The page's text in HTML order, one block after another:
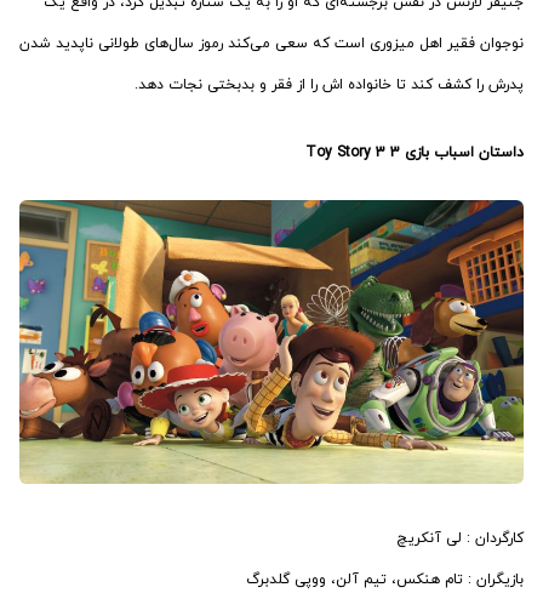
نوجوان فقیر اهل میزوری است که سعی می‌کند رموز سال‌های طولانی ناپدید شدن
پدرش را کشف کند تا خانواده اش را از فقر و بدبختی نجات دهد.
داستان اسباب بازی 3 Toy Story 3
کارگردان : لی آنکریچ
بازیگران : تام هنکس، تیم آلن، ووپی گلدبرگ